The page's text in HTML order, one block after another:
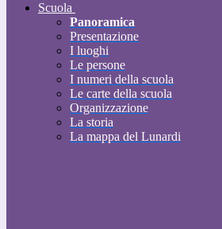
Scuola
Panoramica
Presentazione
I luoghi
Le persone
I numeri della scuola
Le carte della scuola
Organizzazione
La storia
La mappa del Lunardi